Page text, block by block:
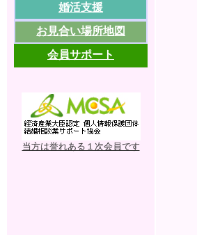
婚活支援
お見合い場所地図
会員サポート
当方は誉れある１次会員です